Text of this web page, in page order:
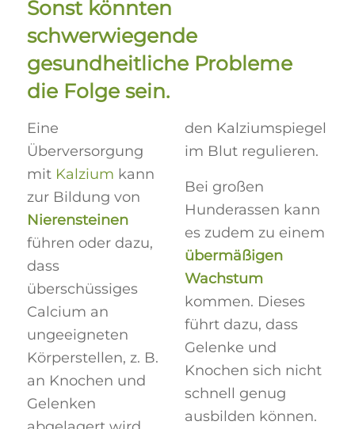
Sonst könnten
schwerwiegende
gesundheitliche Probleme
die Folge sein.
Eine
Überversorgung
mit Kalzium kann
zur Bildung von
Nierensteinen
führen oder dazu,
dass
überschüssiges
Calcium an
ungeeigneten
Körperstellen, z. B.
an Knochen und
Gelenken
den Kalziumspiegel
im Blut regulieren.
Bei großen
Hunderassen kann
es zudem zu einem
übermäßigen
Wachstum
kommen. Dieses
führt dazu, dass
Gelenke und
Knochen sich nicht
schnell genug
ausbilden können.